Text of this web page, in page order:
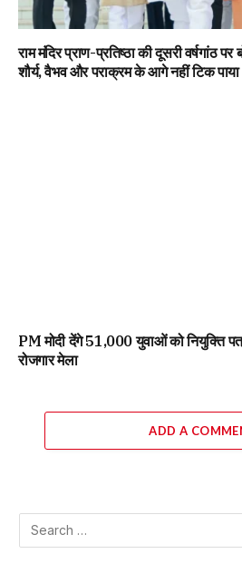
राम मंदिर प्राण-प्रतिष्ठा की दूसरी वर्षगांठ
शौर्य, वैभव और पराक्रम के आगे नहीं टिक
PM मोदी देंगे 51,000 युवाओं को नियुक्ति
रोजगार मेला
ADD A